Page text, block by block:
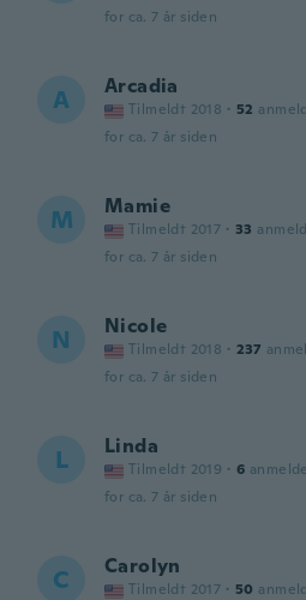
for ca. 7 år siden
A Arcadia
Tilmeldt 2018 · 52
for ca. 7 år siden
M Mamie
Tilmeldt 2017 · 33
for ca. 7 år siden
N Nicole
Tilmeldt 2018 · 237
for ca. 7 år siden
L Linda
Tilmeldt 2019 · 6
for ca. 7 år siden
C Carolyn
Tilmeldt 2017 · 50